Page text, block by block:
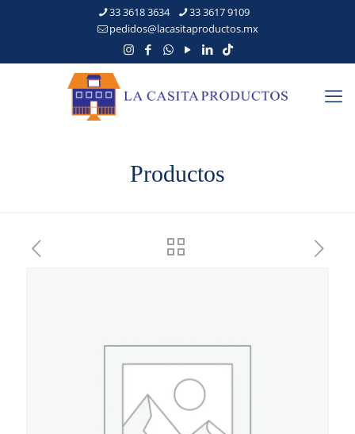
33 3618 3634
33 3617 9109
pedidos@lacasitaproductos.mx
Productos